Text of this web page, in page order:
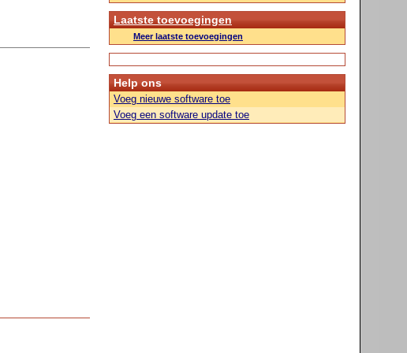
Laatste toevoegingen
Meer laatste toevoegingen
Help ons
Voeg nieuwe software toe
Voeg een software update toe